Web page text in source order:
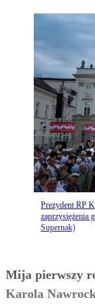
Prezydent RP
zaprzysiężenia
Supernak)
Mija pierwszy
Karola